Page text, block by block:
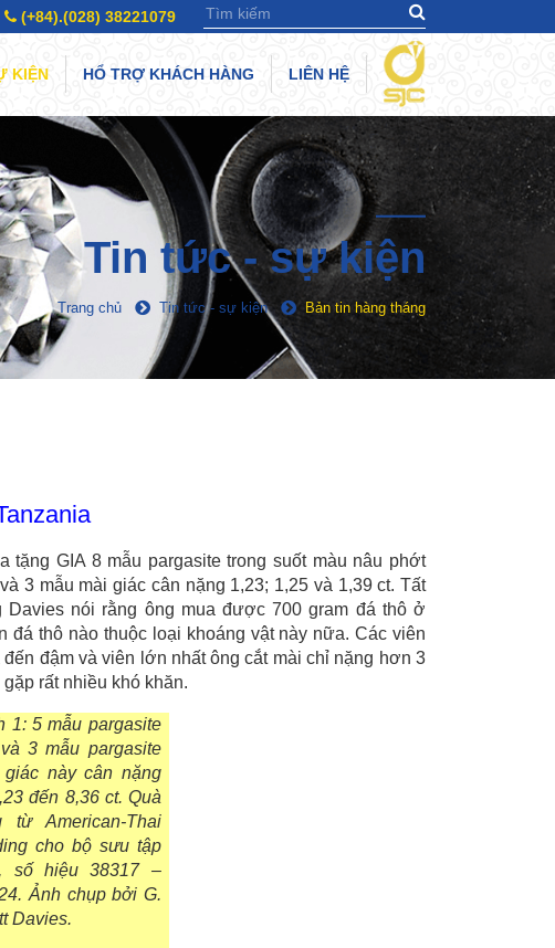
(+84).(028) 38221079
KIỆN HỔ TRỢ KHÁCH HÀNG LIÊN HỆ
Tin tức - sự kiện
Trang chủ Tin tức - sự kiện Bản tin hàng tháng
tặng GIA 8 mẫu pargasite trong suốt màu nâu phớt
3 mẫu mài giác cân nặng 1,23; 1,25 và 1,39 ct. Tất
nói rằng ông mua được 700 gram đá thô ở
đá thô nào thuộc loại khoáng vật này nữa. Các viên
đậm và viên lớn nhất ông cắt mài chỉ nặng hơn 3
rất nhiều khó khăn.
1: 5 mẫu pargasite
3 mẫu pargasite
giác này cân nặng
đến 8,36 ct. Quà
từ American-Thai
cho bộ sưu tập
số hiệu 38317 –
Ảnh chụp bởi G.
Davies.